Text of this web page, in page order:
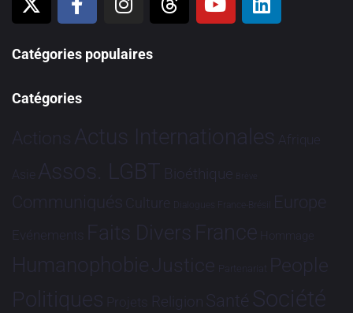
Catégories populaires
Catégories
Actions Actus Internationales Afrique
Asie Assos. LGBT Bioéthique Brève
Communiqués Culture Dialogues France-Brésil Europe
Evénements Faits Divers France Hommage
HumanophobieJustice Partenariat People
Politiques Projets Religion Santé Société